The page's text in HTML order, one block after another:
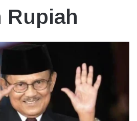
Rupiah